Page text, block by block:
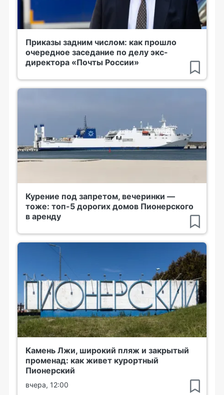
Приказы задним числом: как прошло
очередное заседание по делу экс-
директора «Почты России»
Курение под запретом, вечеринки —
тоже: топ-5 дорогих домов Пионерского
в аренду
Камень Лжи, широкий пляж и закрытый
променад: как живет курортный
Пионерский
вчера, 12:00